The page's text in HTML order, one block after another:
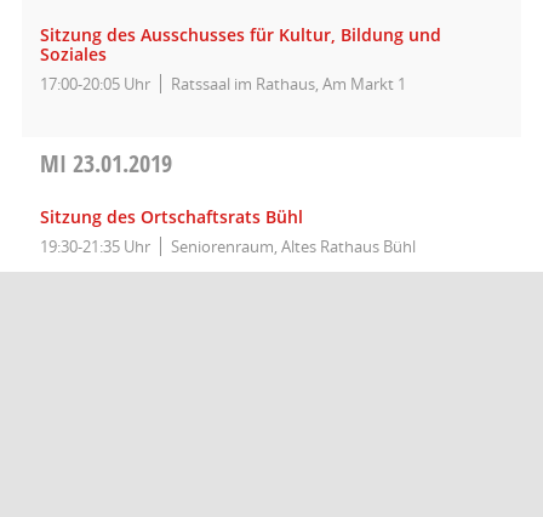
Sitzung des Ausschusses für Kultur, Bildung und
Soziales
17:00-20:05 Uhr Ratssaal im Rathaus, Am Markt 1
MI 23.01.2019
Sitzung des Ortschaftsrats Bühl
19:30-21:35 Uhr Seniorenraum, Altes Rathaus Bühl